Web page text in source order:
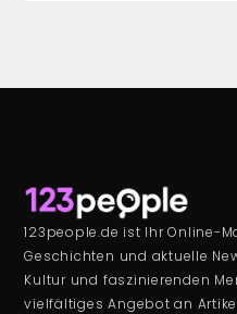
123people.de ist Ihr Online-
Geschichten und aktuelle
Kultur und faszinierenden
vielfältiges Angebot an